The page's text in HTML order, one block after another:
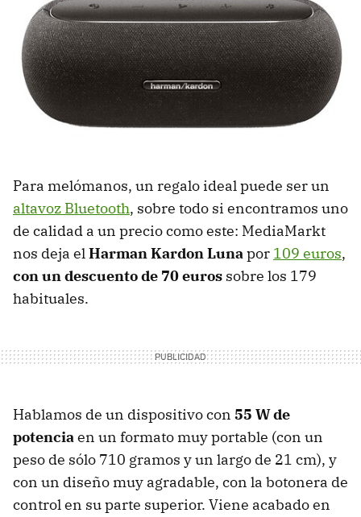
Para melómanos, un regalo ideal puede ser un
altavoz Bluetooth, sobre todo si encontramos uno
de calidad a un precio como este: MediaMarkt
nos deja elHarman Kardon Lunapor 109 euros,
con un descuento de 70 euros sobre los 179
habituales.
Hablamos de un dispositivo con 55 W de
potenciaen un formato muy portable (con un
peso de sólo 710 gramos y un largo de 21 cm), y
con un diseño muy agradable, con la botonera de
control en su parte superior. Viene acabado en